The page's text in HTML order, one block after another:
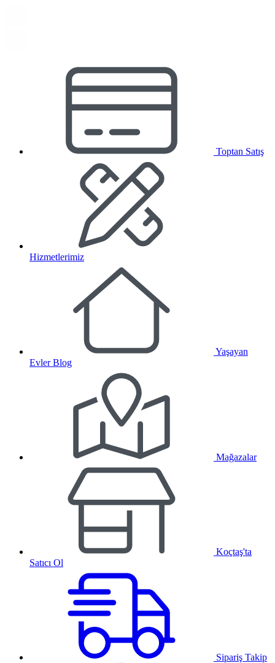
Toptan Satış
Hizmetlerimiz
Yaşayan
Evler Blog
Mağazalar
Koçtaş'ta
Satıcı Ol
Sipariş Takip